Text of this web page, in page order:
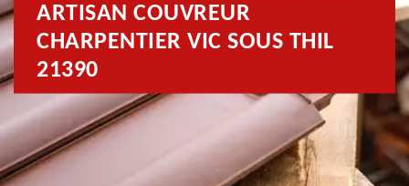
ARTISAN COUVREUR
CHARPENTIER VIC SOUS THIL
21390